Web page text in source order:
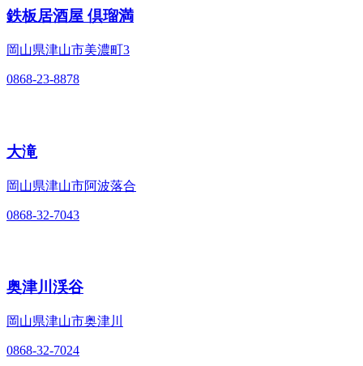
鉄板居酒屋 倶瑠満
岡山県津山市美濃町3
0868-23-8878
大滝
岡山県津山市阿波落合
0868-32-7043
奥津川渓谷
岡山県津山市奥津川
0868-32-7024